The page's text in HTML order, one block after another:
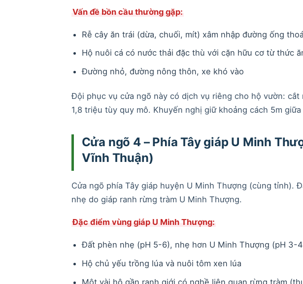
Vấn đề bồn cầu thường gặp:
Rễ cây ăn trái (dừa, chuối, mít) xâm nhập đường ống
Hộ nuôi cá có nước thải đặc thù với cặn hữu cơ từ thức
Đường nhỏ, đường nông thôn, xe khó vào
Đội phục vụ cửa ngõ này có dịch vụ riêng cho hộ vườn: cắt
1,8 triệu tùy quy mô. Khuyến nghị giữ khoảng cách 5m
Cửa ngõ 4 – Phía Tây giáp U Minh
Vĩnh Thuận)
Cửa ngõ phía Tây giáp huyện U Minh Thượng (cùng tỉnh).
nhẹ do giáp ranh rừng tràm U Minh Thượng.
Đặc điểm vùng giáp U Minh Thượng:
Đất phèn nhẹ (pH 5-6), nhẹ hơn U Minh Thượng (pH 3-
Hộ chủ yếu trồng lúa và nuôi tôm xen lúa
Một vài hộ gần ranh giới có nghề liên quan rừng tràm